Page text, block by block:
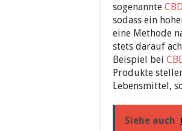
sogenannte
sodass ein
eine Methode
stets darauf
Beispiel bei
Produkte
Lebensmittel,
Siehe auch